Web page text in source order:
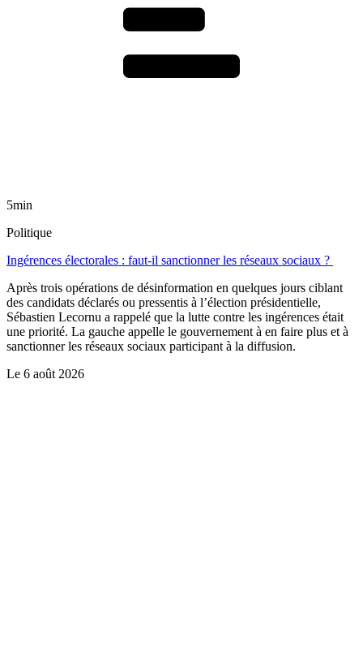
5min
Politique
Ingérences électorales : faut-il sanctionner les réseaux sociaux ?
Après trois opérations de désinformation en quelques jours ciblant
des candidats déclarés ou pressentis à l’élection présidentielle,
Sébastien Lecornu a rappelé que la lutte contre les ingérences était
une priorité. La gauche appelle le gouvernement à en faire plus et à
sanctionner les réseaux sociaux participant à la diffusion.
Le 6 août 2026